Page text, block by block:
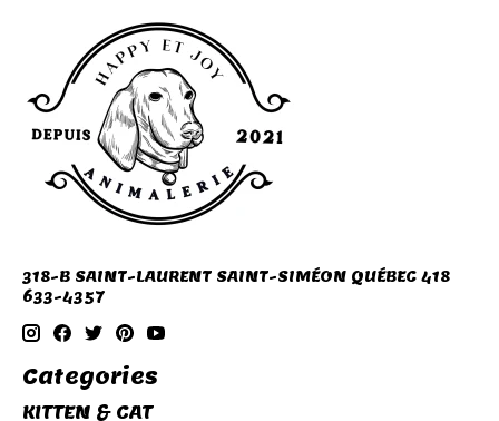
318-B SAINT-LAURENT SAINT-SIMÉON QUÉBEC 418
633-4357
Categories
KITTEN & CAT